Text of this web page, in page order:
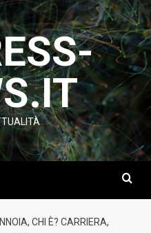
CHI È? CARRIERA,